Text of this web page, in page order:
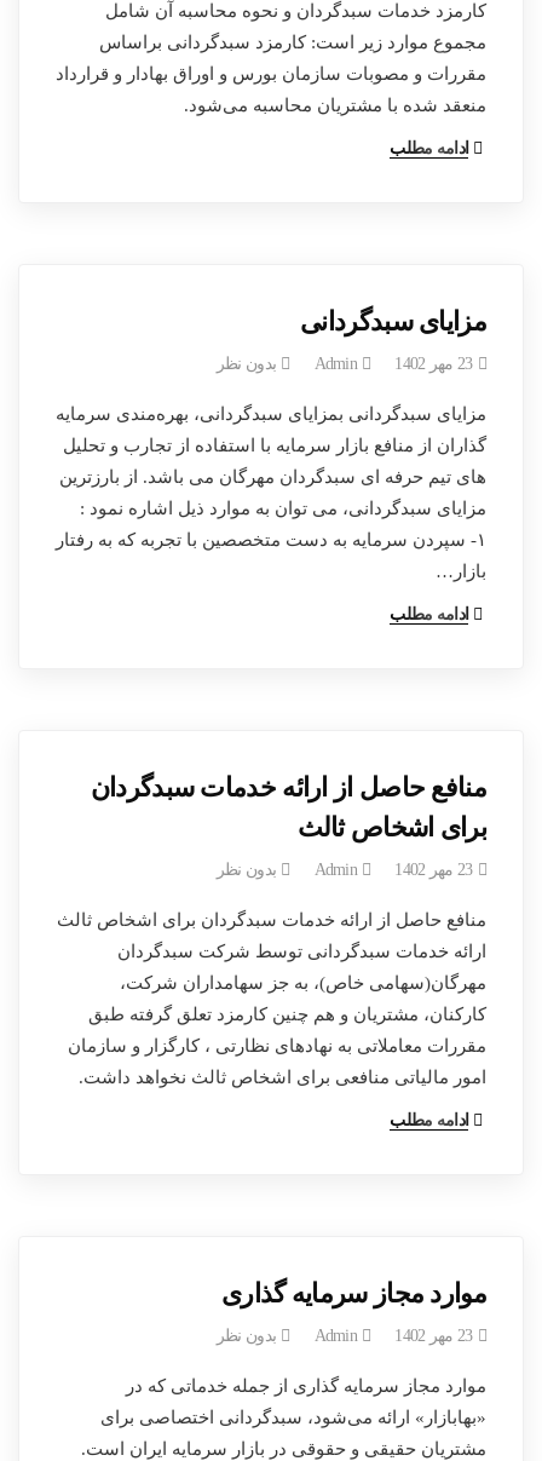
کارمزد خدمات سبدگردان و نحوه محاسبه آن شامل
مجموع موارد زیر است: کارمزد سبدگردانی براساس
مقررات و مصوبات سازمان بورس و اوراق بهادار و قرارداد
منعقد شده با مشتریان محاسبه می‌شود.
ادامه مطلب
مزایای سبدگردانی
23 مهر 1402 Admin بدون نظر
مزایای سبدگردانی بمزایای سبدگردانی، بهره‌مندی سرمایه
گذاران از منافع بازار سرمایه با استفاده از تجارب و تحلیل
های تیم حرفه ای سبدگردان مهرگان می باشد. از بارزترین
مزایای سبدگردانی، می توان به موارد ذیل اشاره نمود :
۱- سپردن سرمایه به دست متخصصین با تجربه که به رفتار
بازار…
ادامه مطلب
منافع حاصل از ارائه خدمات سبدگردان
برای اشخاص ثالث
23 مهر 1402 Admin بدون نظر
منافع حاصل از ارائه خدمات سبدگردان برای اشخاص ثالث
ارائه خدمات سبدگردانی توسط شرکت سبدگردان
مهرگان(سهامی خاص)، به جز سهامداران شرکت،
کارکنان، مشتریان و هم چنین کارمزد تعلق گرفته طبق
مقررات معاملاتی به نهادهای نظارتی ، کارگزار و سازمان
امور مالیاتی منافعی برای اشخاص ثالث نخواهد داشت.
ادامه مطلب
موارد مجاز سرمایه گذاری
23 مهر 1402 Admin بدون نظر
موارد مجاز سرمایه گذاری از جمله خدماتی که در
«بهابازار» ارائه می‌شود، سبدگردانی اختصاصی برای
مشتریان حقیقی و حقوقی در بازار سرمایه ایران است.